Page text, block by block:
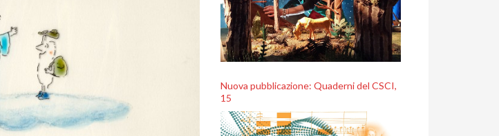
Nuova pubblicazione: Quaderni del CSCI,
15